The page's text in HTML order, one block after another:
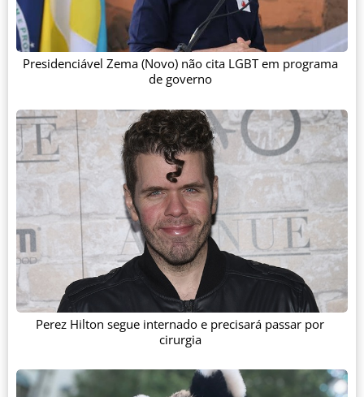
Presidenciável Zema (Novo) não cita LGBT em programa
de governo
Perez Hilton segue internado e precisará passar por
cirurgia